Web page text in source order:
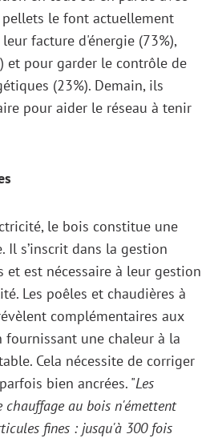
le font actuellement
facture d'énergie (73%),
et pour garder le contrôle de
(23%). Demain, ils
pour aider le réseau à tenir
le bois constitue une
Il s’inscrit dans la gestion
et est nécessaire à leur gestion
Les poêles et chaudières à
complémentaires aux
fournissant une chaleur à la
Cela nécessite de corriger
bien ancrées. "Les
chauffage au bois n'émettent
fines : jusqu'à 300 fois